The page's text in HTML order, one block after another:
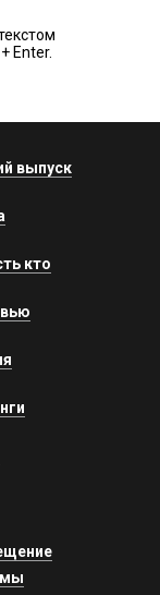
Enter.
выпуск
кто